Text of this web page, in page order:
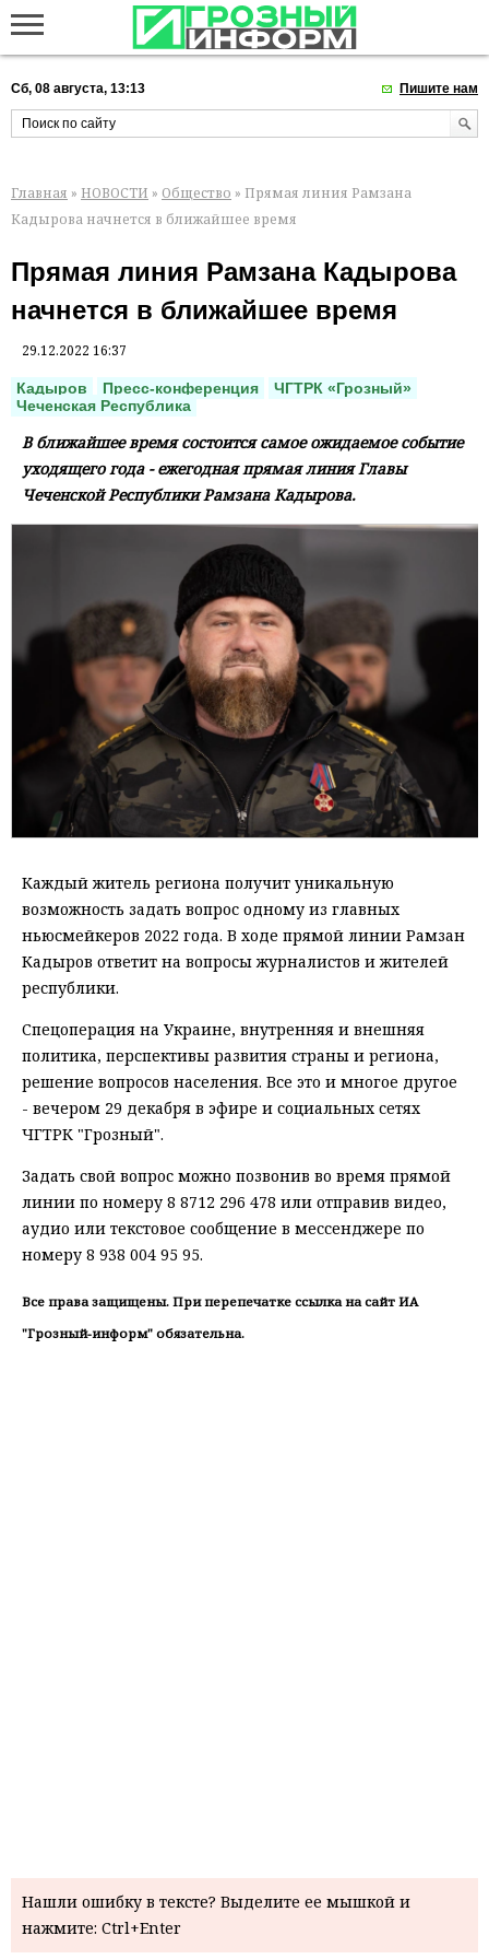
Сб, 08 августа, 13:13 Пишите нам
Главная » НОВОСТИ » Общество » Прямая линия Рамзана
Кадырова начнется в ближайшее время
Прямая линия Рамзана Кадырова
начнется в ближайшее время
29.12.2022 16:37
Кадыров Пресс-конференция
ЧГТРК «Грозный»
Чеченская Республика
В ближайшее время состоится самое ожидаемое событие
уходящего года - ежегодная прямая линия Главы
Чеченской Республики Рамзана Кадырова.
Каждый житель региона получит уникальную
возможность задать вопрос одному из главных
ньюсмейкеров 2022 года. В ходе прямой линии Рамзан
Кадыров ответит на вопросы журналистов и жителей
республики.
Спецоперация на Украине, внутренняя и внешняя
политика, перспективы развития страны и региона,
решение вопросов населения. Все это и многое другое
- вечером 29 декабря в эфире и социальных сетях
ЧГТРК "Грозный".
Задать свой вопрос можно позвонив во время прямой
линии по номеру 8 8712 296 478 или отправив видео,
аудио или текстовое сообщение в мессенджере по
номеру 8 938 004 95 95.
Все права защищены. При перепечатке ссылка на сайт ИА
"Грозный-информ" обязательна.
Нашли ошибку в тексте? Выделите ее мышкой и
нажмите: Ctrl+Enter